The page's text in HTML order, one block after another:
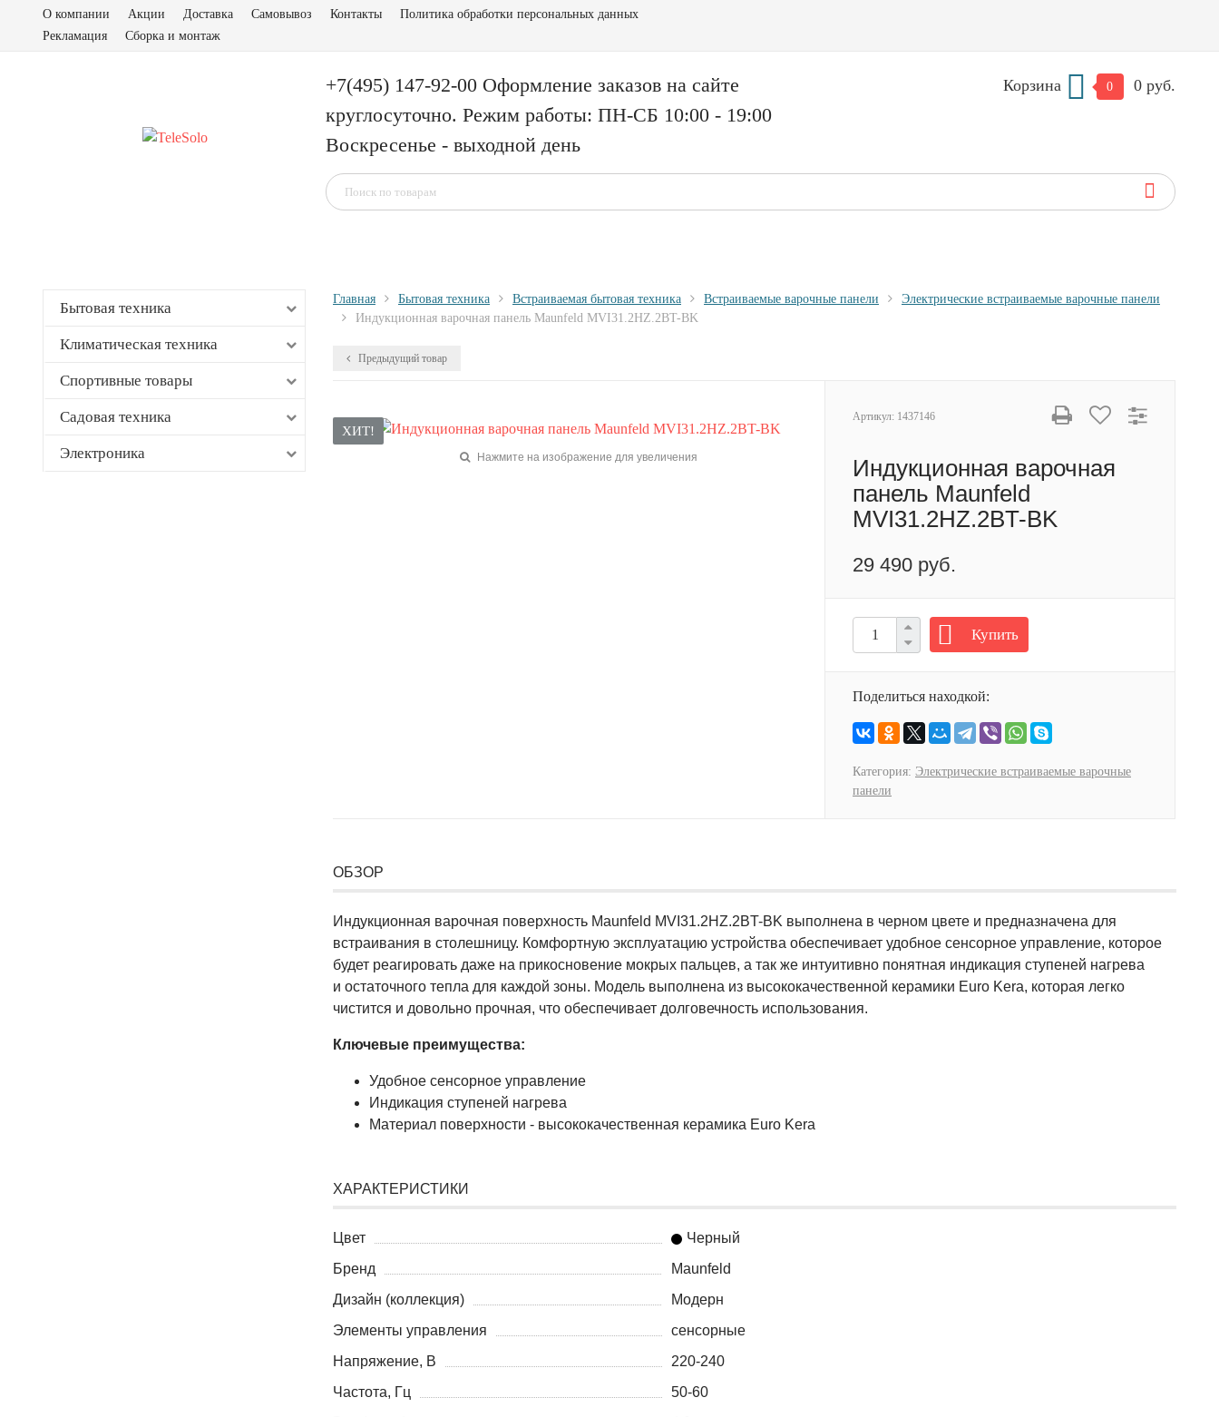
О компании Акции Доставка Самовывоз Контакты
Политика обработки персональных данных
Рекламация
Сборка и монтаж
+7(495) 147-92-00 Оформление заказов на сайте
круглосуточно. Режим работы: ПН-СБ 10:00 - 19:00
Воскресенье - выходной день
Корзина 0 0 руб.
Бытовая техника
Климатическая техника
Спортивные товары
Садовая техника
Электроника
Главная Бытовая техника Встраиваемая бытовая техника Встраиваемые варочные панели
Электрические встраиваемые варочные панели
Индукционная варочная панель Maunfeld MVI31.2HZ.2BT-BK
Предыдущий товар
ХИТ!
Нажмите на изображение для увеличения
Артикул: 1437146
Индукционная варочная
панель Maunfeld
MVI31.2HZ.2BT-BK
29 490 руб.
Купить
Поделиться находкой:
Категория: Электрические встраиваемые варочные
панели
ОБЗОР
Индукционная варочная поверхность Maunfeld MVI31.2HZ.2BT-BK выполнена в черном цвете и предназначена для
встраивания в столешницу. Комфортную эксплуатацию устройства обеспечивает удобное сенсорное управление, которое
будет реагировать даже на прикосновение мокрых пальцев, а так же интуитивно понятная индикация ступеней нагрева
и остаточного тепла для каждой зоны. Модель выполнена из высококачественной керамики Euro Kera, которая легко
чистится и довольно прочная, что обеспечивает долговечность использования.
Ключевые преимущества:
Удобное сенсорное управление
Индикация ступеней нагрева
Материал поверхности - высококачественная керамика Euro Kera
ХАРАКТЕРИСТИКИ
Цвет
Черный
Бренд
Maunfeld
Дизайн (коллекция)
Модерн
Элементы управления
сенсорные
Напряжение, В
220-240
Частота, Гц
50-60